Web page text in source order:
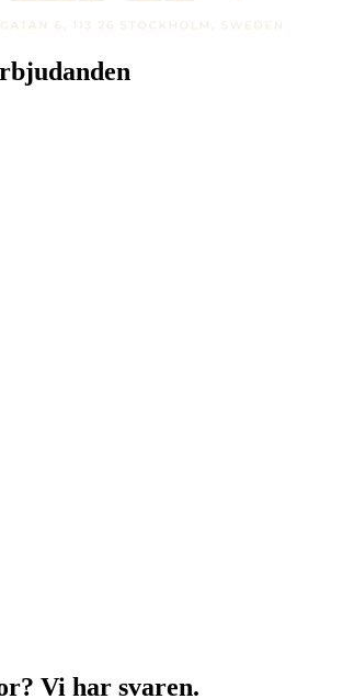
Vi har svaren.